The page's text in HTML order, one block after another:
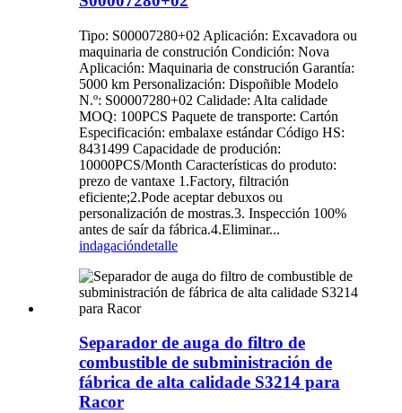
Tipo: S00007280+02 Aplicación: Excavadora ou
maquinaria de construción Condición: Nova
Aplicación: Maquinaria de construción Garantía:
5000 km Personalización: Dispoñible Modelo
N.º: S00007280+02 Calidade: Alta calidade
MOQ: 100PCS Paquete de transporte: Cartón
Especificación: embalaxe estándar Código HS:
8431499 Capacidade de produción:
10000PCS/Month Características do produto:
prezo de vantaxe 1.Factory, filtración
eficiente;2.Pode aceptar debuxos ou
personalización de mostras.3. Inspección 100%
antes de saír da fábrica.4.Eliminar...
indagacióndetalle
Separador de auga do filtro de
combustible de subministración de
fábrica de alta calidade S3214 para
Racor